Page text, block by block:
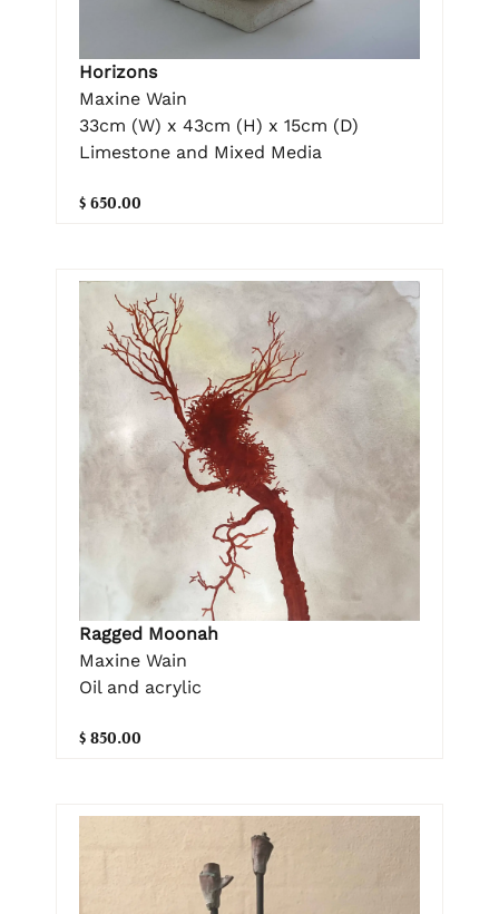
Horizons
Maxine Wain
33cm (W) x 43cm (H) x 15cm (D)
Limestone and Mixed Media
$ 650.00
Ragged Moonah
Maxine Wain
Oil and acrylic
$ 850.00